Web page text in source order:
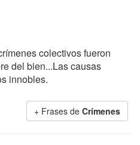
colectivos fueron
del bien...Las causas
innobles.
+ Frases de Crímenes